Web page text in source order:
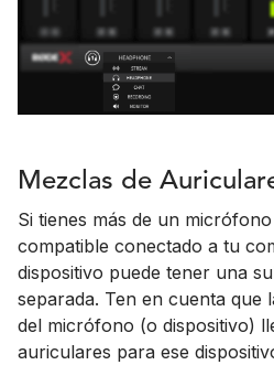
Mezclas de
Si tienes más de un
compatible conectado a tu
dispositivo puede tener una
separada. Ten en cuenta que
del micrófono (o dispositivo)
auriculares para ese